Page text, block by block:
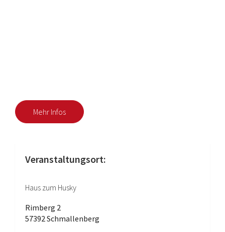
Mehr Infos
Veranstaltungsort:
Haus zum Husky
Rimberg 2
57392 Schmallenberg